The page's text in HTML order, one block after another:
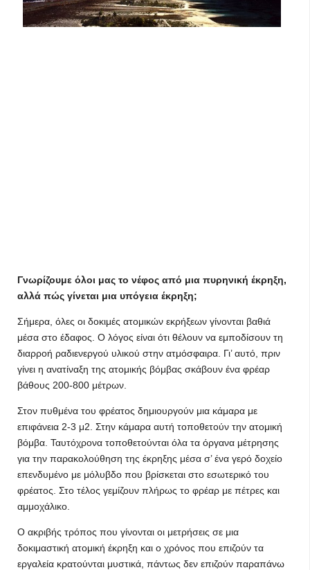
Γνωρίζουμε όλοι μας το νέφος από μια πυρηνική έκρηξη,
αλλά πώς γίνεται μια υπόγεια έκρηξη;
Σήμερα, όλες οι δοκιμές ατομικών εκρήξεων γίνονται βαθιά
μέσα στο έδαφος. Ο λόγος είναι ότι θέλουν να εμποδίσουν τη
διαρροή ραδιενεργού υλικού στην ατμόσφαιρα. Γι’ αυτό, πριν
γίνει η ανατίναξη της ατομικής βόμβας σκάβουν ένα φρέαρ
βάθους 200-800 μέτρων.
Στον πυθμένα του φρέατος δημιουργούν μια κάμαρα με
επιφάνεια 2-3 μ2. Στην κάμαρα αυτή τοποθετούν την ατομική
βόμβα. Ταυτόχρονα τοποθετούνται όλα τα όργανα μέτρησης
για την παρακολούθηση της έκρηξης μέσα σ’ ένα γερό δοχείο
επενδυμένο με μόλυβδο που βρίσκεται στο εσωτερικό του
φρέατος. Στο τέλος γεμίζουν πλήρως το φρέαρ με πέτρες και
αμμοχάλικο.
Ο ακριβής τρόπος που γίνονται οι μετρήσεις σε μια
δοκιμαστική ατομική έκρηξη και ο χρόνος που επιζούν τα
εργαλεία κρατούνται μυστικά, πάντως δεν επιζούν παραπάνω